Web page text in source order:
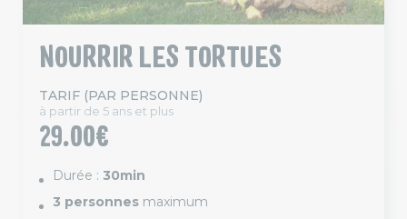
NOURRIR LES TORTUES
TARIF (PAR PERSONNE)
à partir de 5 ans et plus
29.00€
Durée : 30min
3 personnes maximum